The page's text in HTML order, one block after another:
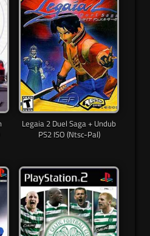
Legaia 2 Duel Saga + Undub
PS2 ISO (Ntsc-Pal)